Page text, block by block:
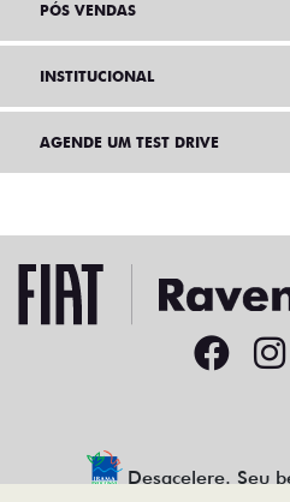
PÓS VENDAS
INSTITUCIONAL
AGENDE UM TEST DRIVE
Desacelere. Seu